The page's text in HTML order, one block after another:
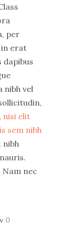
per
in erat
dapibus
nibh vel
nisi elit
sem nibh
nibh
nec
0